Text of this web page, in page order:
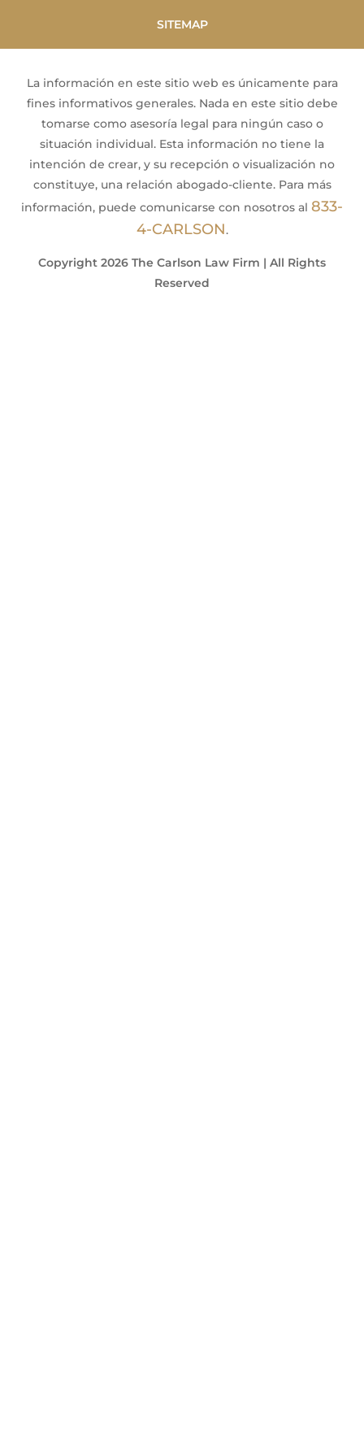
SITEMAP
La información en este sitio web es únicamente para
fines informativos generales. Nada en este sitio debe
tomarse como asesoría legal para ningún caso o
situación individual. Esta información no tiene la
intención de crear, y su recepción o visualización no
constituye, una relación abogado-cliente. Para más
información, puede comunicarse con nosotros al 833-
4-CARLSON.
Copyright 2026 The Carlson Law Firm | All Rights
Reserved